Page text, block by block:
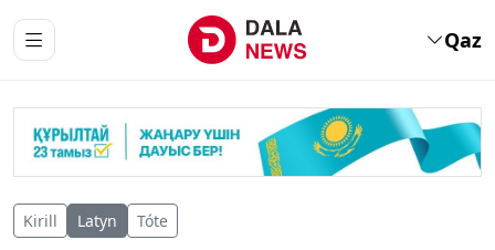
Qaz
Kirill Latyn Tóte